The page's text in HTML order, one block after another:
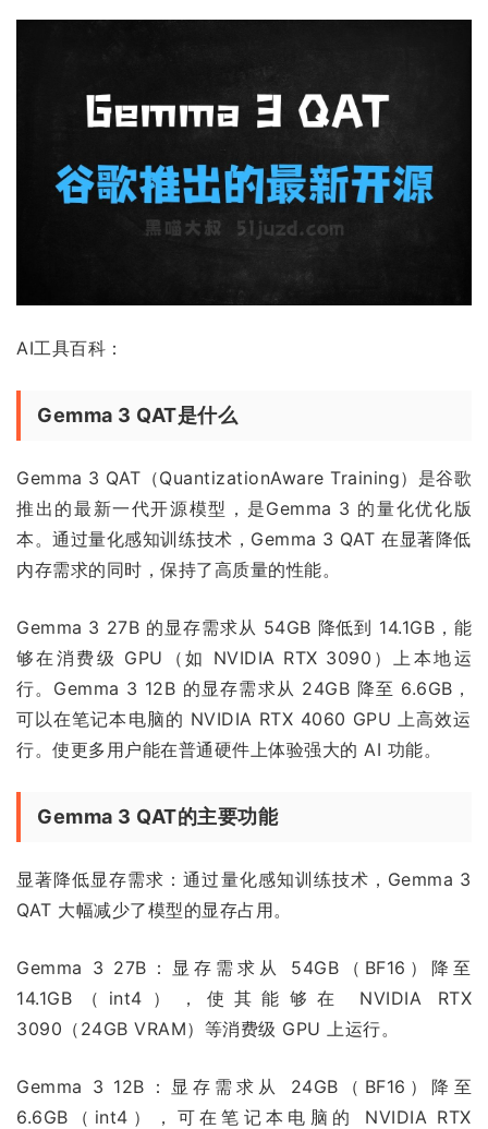
AI工具百科：
Gemma 3 QAT是什么
Gemma 3 QAT（QuantizationAware Training）是谷歌
推出的最新一代开源模型，是Gemma 3 的量化优化版
本。通过量化感知训练技术，Gemma 3 QAT 在显著降低
内存需求的同时，保持了高质量的性能。
Gemma 3 27B 的显存需求从 54GB 降低到 14.1GB，能
够在消费级 GPU（如 NVIDIA RTX 3090）上本地运
行。Gemma 3 12B 的显存需求从 24GB 降至 6.6GB，
可以在笔记本电脑的 NVIDIA RTX 4060 GPU 上高效运
行。使更多用户能在普通硬件上体验强大的 AI 功能。
Gemma 3 QAT的主要功能
显著降低显存需求：通过量化感知训练技术，Gemma 3
QAT 大幅减少了模型的显存占用。
Gemma 3 27B：显存需求从 54GB（BF16）降至
14.1GB（int4），使其能够在 NVIDIA RTX
3090（24GB VRAM）等消费级 GPU 上运行。
Gemma 3 12B：显存需求从 24GB（BF16）降至
6.6GB（int4），可在笔记本电脑的 NVIDIA RTX